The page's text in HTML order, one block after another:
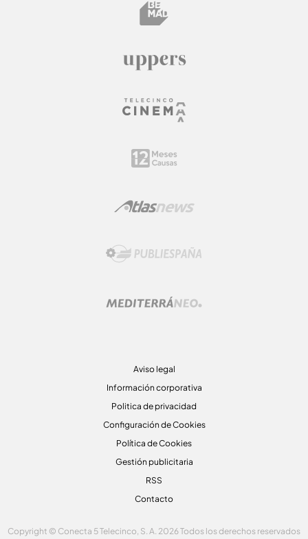
Aviso legal
Información corporativa
Politica de privacidad
Configuración de Cookies
Política de Cookies
Gestión publicitaria
RSS
Contacto
Copyright © Conecta 5 Telecinco, S. A. 2026 Todos los derechos reservados